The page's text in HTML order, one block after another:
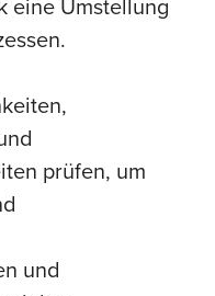
prüfen, um
und